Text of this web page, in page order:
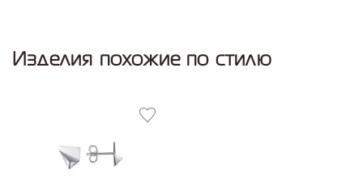
Изделия похожие по стилю